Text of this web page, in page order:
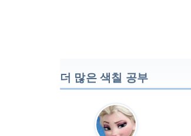
더 많은 색칠 공부